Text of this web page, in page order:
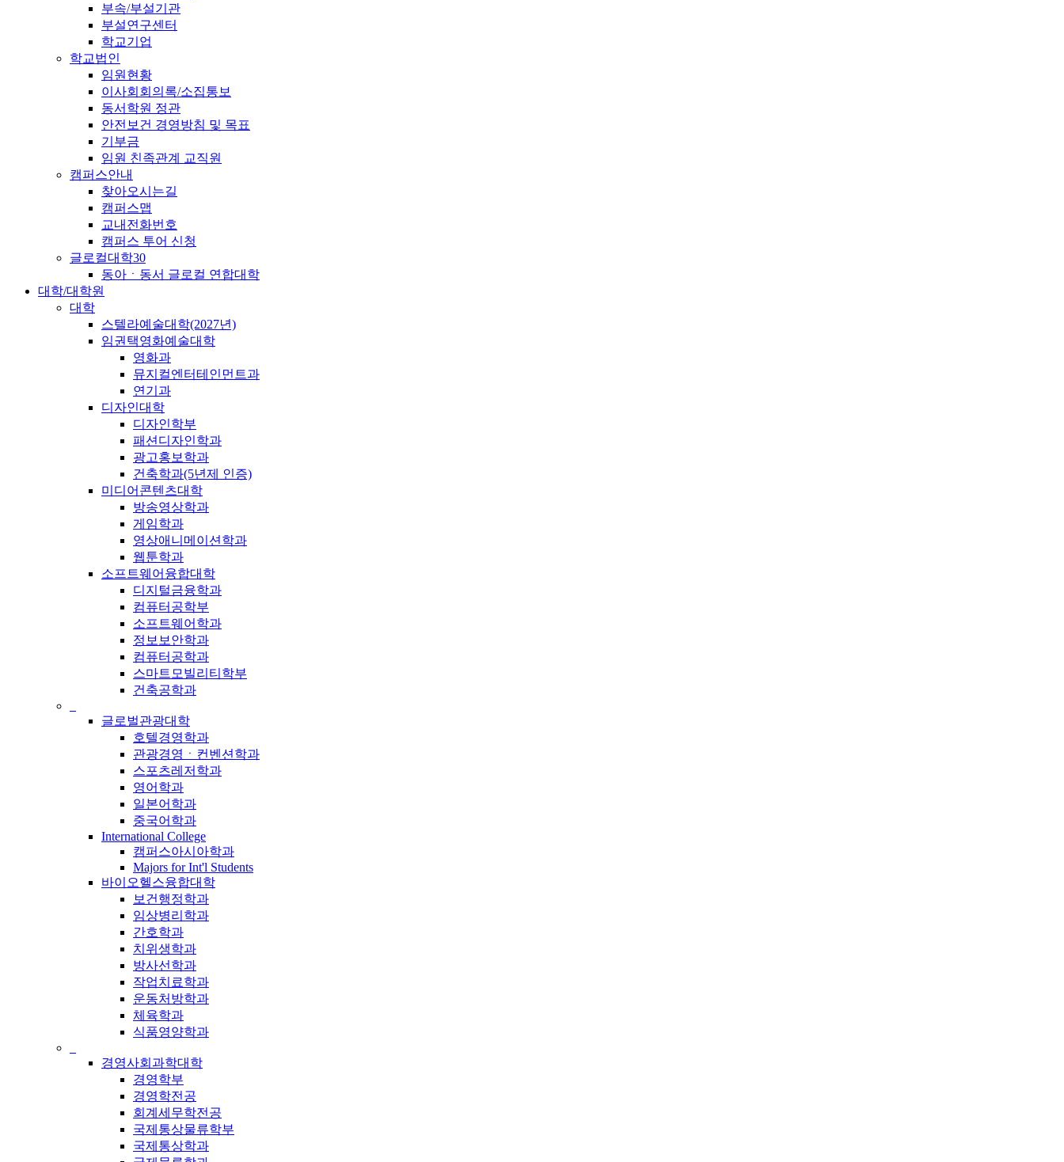
부속/부설기관
부설연구센터
학교기업
학교법인
임원현황
이사회회의록/소집통보
동서학원 정관
안전보건 경영방침 및 목표
기부금
임원 친족관계 교직원
캠퍼스안내
찾아오시는길
캠퍼스맵
교내전화번호
캠퍼스 투어 신청
글로컬대학30
동아ㆍ동서 글로컬 연합대학
대학/대학원
대학
스텔라예술대학(2027년)
임권택영화예술대학
영화과
뮤지컬엔터테인먼트과
연기과
디자인대학
디자인학부
패션디자인학과
광고홍보학과
건축학과(5년제 인증)
미디어콘텐츠대학
방송영상학과
게임학과
영상애니메이션학과
웹툰학과
소프트웨어융합대학
디지털금융학과
컴퓨터공학부
소프트웨어학과
정보보안학과
컴퓨터공학과
스마트모빌리티학부
건축공학과
글로벌관광대학
호텔경영학과
관광경영ㆍ컨벤션학과
스포츠레저학과
영어학과
일본어학과
중국어학과
International College
캠퍼스아시아학과
Majors for Int'l Students
바이오헬스융합대학
보건행정학과
임상병리학과
간호학과
치위생학과
방사선학과
작업치료학과
운동처방학과
체육학과
식품영양학과
경영사회과학대학
경영학부
경영학전공
회계세무학전공
국제통상물류학부
국제통상학과